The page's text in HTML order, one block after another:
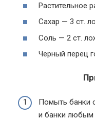
Растительное
Сахар — 3 ст.
Соль — 2 ст.
Черный перец
Помыть банки
и банки любым